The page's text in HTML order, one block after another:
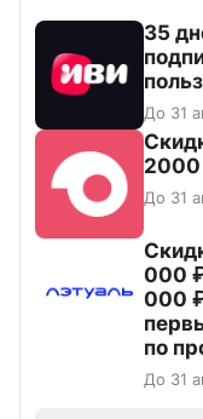
35
До 31
До 31
000
000
по
До 31